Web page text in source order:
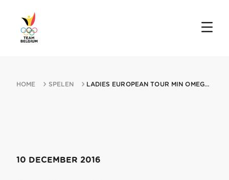
HOME SPELEN LADIES EUROPEAN TOUR MIN OMEGA DUBAI LADIES CLASSIC 10122016 DUBAI
10 DECEMBER 2016